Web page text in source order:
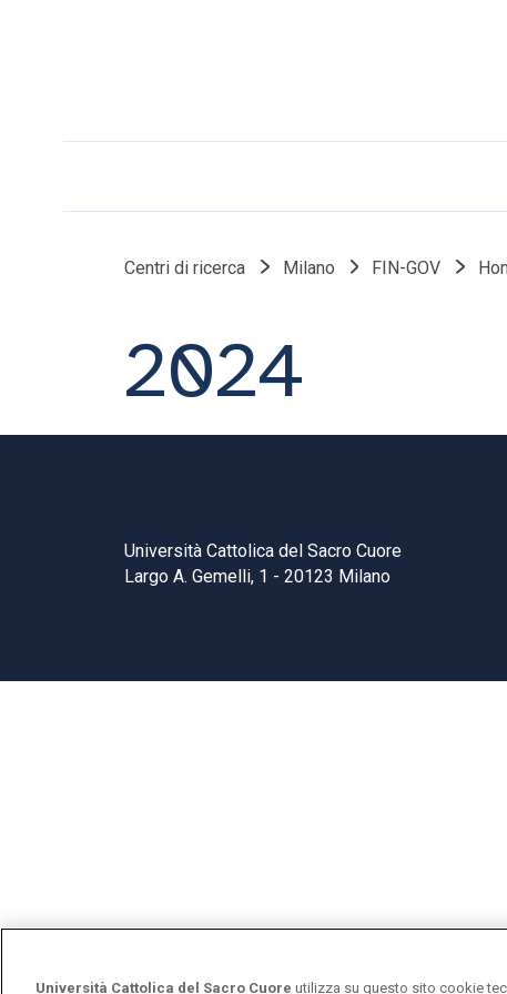
Centri di ricerca Milano FIN-GOV
2024
Università Cattolica del Sacro Cuore
Largo A. Gemelli, 1 - 20123 Milano
Università Cattolica del Sacro Cuore utilizza su questo sito cookie